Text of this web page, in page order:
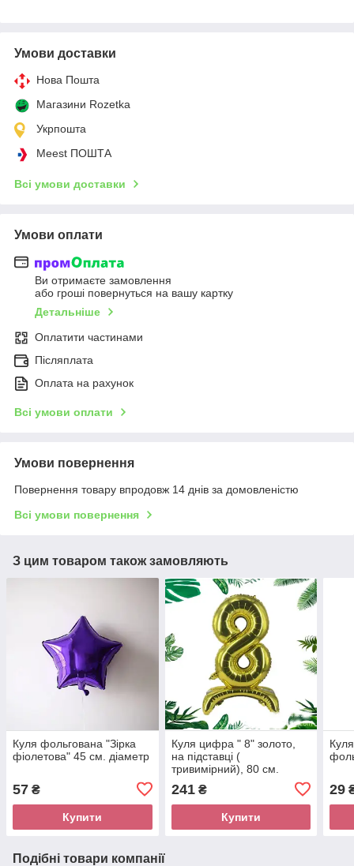
Умови доставки
Нова Пошта
Магазини Rozetka
Укрпошта
Meest ПОШТА
Всі умови доставки
Умови оплати
Ви отримаєте замовлення
або гроші повернуться на вашу картку
Детальніше
Оплатити частинами
Післяплата
Оплата на рахунок
Всі умови оплати
Умови повернення
Повернення товару впродовж 14 днів за домовленістю
Всі умови повернення
З цим товаром також замовляють
Куля фольгована "Зірка
фіолетова" 45 см. діаметр
57 ₴
Купити
Куля цифра " 8" золото,
на підставці (
тривимірний), 80 см.
241₴
Купити
29
Подібні товари компанії